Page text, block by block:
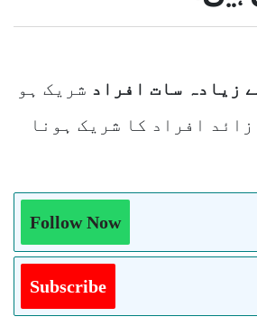
زیادہ سات افراد شریک ہو
افراد کا شریک ہونا
Follow Now
Subscribe